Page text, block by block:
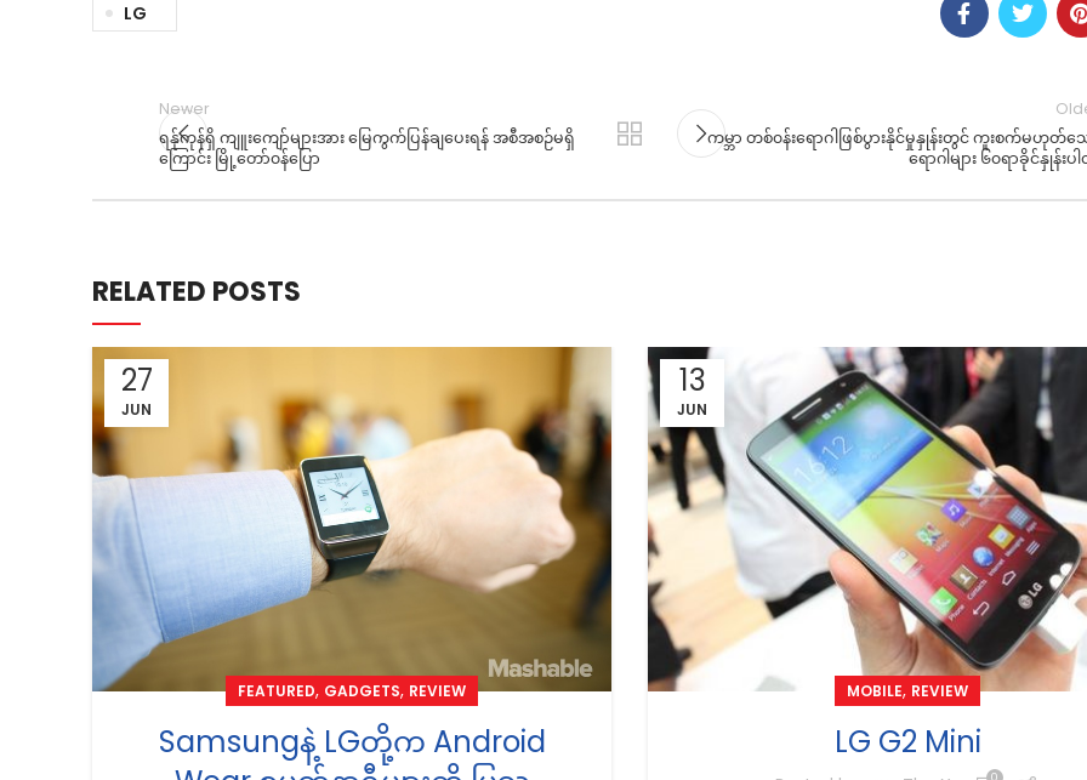
LG
Newer
ရန်ုကုန်ရှိ ကျူးကျော်များအား မြေကွက်ပြန်ချပေးရန် အစီအစဉ်မရှိ
ကြောင်း မြို့တော်၀န်ပြော
ကမ္ဘာ တစ်၀န်းရောဂါဖြစ်ပွားနိုင်မှုနှုန်းတွင် ကူးစက်မဟုတ်သ
ရောဂါများ ၆၀ရာခိုင်နှုန်းပါ
RELATED POSTS
27
JUN
FEATURED, GADGETS, REVIEW
Samsungနဲ့ LGတို့က Android
13
JUN
MOBILE, REVIEW
LG G2 Mini